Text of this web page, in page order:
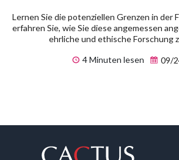
Lernen Sie die potenziellen Grenzen in der
erfahren Sie, wie Sie diese angemessen
ehrliche und ethische Forschung
4 Minuten lesen
09/